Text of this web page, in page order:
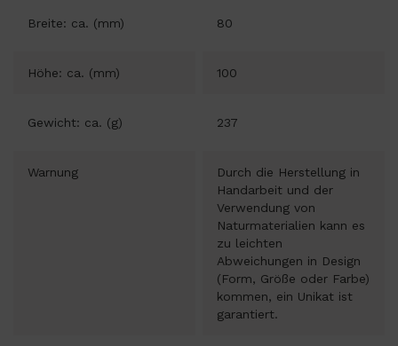
Breite: ca. (mm) 80
Höhe: ca. (mm) 100
Gewicht: ca. (g) 237
Warnung
Durch die Herstellung in
Handarbeit und der
Verwendung von
Naturmaterialien kann es
zu leichten
Abweichungen in Design
(Form, Größe oder Farbe)
kommen, ein Unikat ist
garantiert.